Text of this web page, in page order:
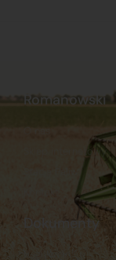
Dokumenty
Regulamin
Romanowski
Sklep internetowy